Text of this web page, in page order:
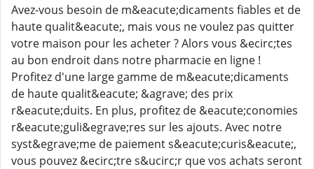
Avez-vous besoin de m&eacute;dicaments fiables et de
haute qualit&eacute;, mais vous ne voulez pas quitter
votre maison pour les acheter ? Alors vous &ecirc;tes
au bon endroit dans notre pharmacie en ligne !
Profitez d'une large gamme de m&eacute;dicaments
de haute qualit&eacute; &agrave; des prix
r&eacute;duits. En plus, profitez de &eacute;conomies
r&eacute;guli&egrave;res sur les ajouts. Avec notre
syst&egrave;me de paiement s&eacute;curis&eacute;,
vous pouvez &ecirc;tre s&ucirc;r que vos achats seront